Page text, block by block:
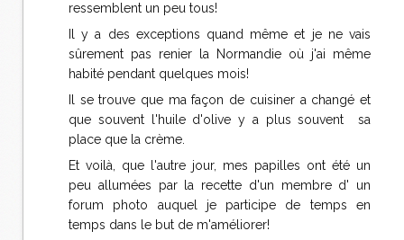
ressemblent un peu tous!
Il y a des exceptions quand même et je ne vais
sûrement pas renier la Normandie où j'ai même
habité pendant quelques mois!
Il se trouve que ma façon de cuisiner a changé et
que souvent l'huile d'olive y a plus souvent sa
place que la crème.
Et voilà, que l'autre jour, mes papilles ont été un
peu allumées par la recette d'un membre d' un
forum photo auquel je participe de temps en
temps dans le but de m'améliorer!